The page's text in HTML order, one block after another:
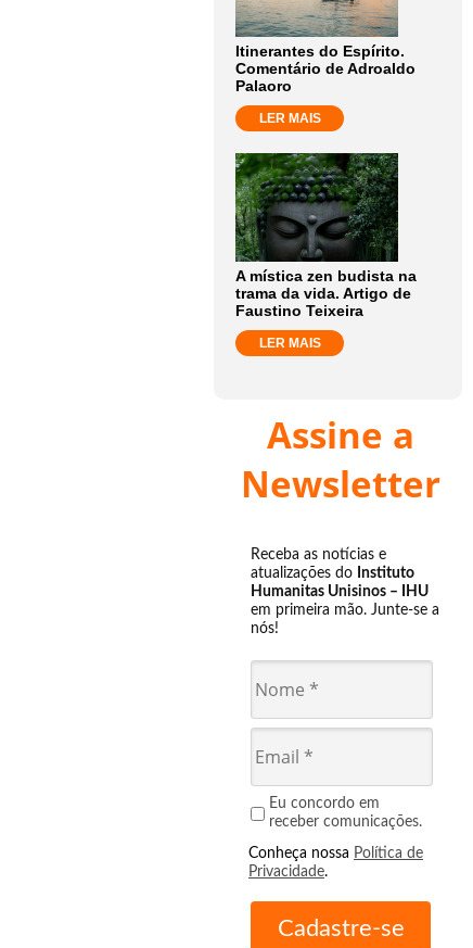
Itinerantes do Espírito.
Comentário de Adroaldo
Palaoro
LER MAIS
A mística zen budista na
trama da vida. Artigo de
Faustino Teixeira
LER MAIS
Assine a
Newsletter
Receba as notícias e
atualizações do Instituto
Humanitas Unisinos – IHU
em primeira mão. Junte-se a
nós!
Eu concordo em
receber comunicações.
Conheça nossa Política de
Privacidade.